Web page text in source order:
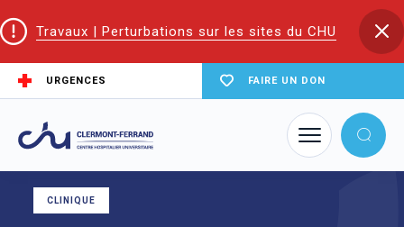
Travaux | Perturbations sur les sites du CHU
URGENCES FAIRE UN DON
Accueil
Pôle Médico-Chirurgical des pathologies Cardio-Vasculaires
CLINIQUE